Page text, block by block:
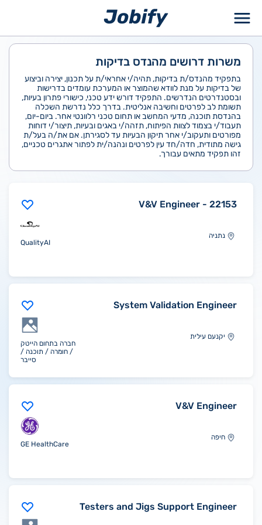
דילוג
משרות דרושים מהנדס בדיקות
בתפקיד מהנדס/ת בדיקות, תהיה/י אחראי/ת על תכנון, יצירה וביצוע
של בדיקות על מנת לוודא שהמוצר או המערכת עומדים בדרישות
ובסטנדרטים הנדרשים. התפקיד דורש ידע טכני, כישורי פתרון בעיות,
תשומת לב לפרטים וחשיבה אנליטית. בדרך כלל נדרשת השכלה
בהנדסת תוכנה, מדעי המחשב או תחום טכני רלוונטי אחר. ביום-יום,
תעבוד/י בצמוד לצוות הפיתוח, תזהה/י באגים ובעיות, תיצור/י דוחות
מפורטים ותעקוב/י אחר תיקון הבעיות עד לסגירתן. אם את/ה בעל/ת
גישה מתודית, חדה/חד עין לפרטים ונהנה/ית לפתור אתגרים טכניים,
זהו תפקיד מתאים עבורך.
22153 - V&V Engineer
נתניה
QualityAI
System Validation Engineer
יקנעם עילית
חברה בתחום הייטק
/ חומרה / תוכנה /
סייבר
V&V Engineer
חיפה
GE HealthCare
Testers and Jigs Support Engineer